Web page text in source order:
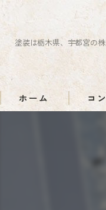
塗装は栃木県、宇都宮の
ホーム コ